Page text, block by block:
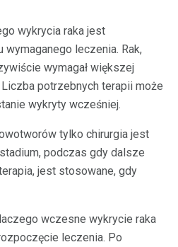
wykrycia raka jest
leczenia. Rak,
wymagał większej
potrzebnych terapii może
wykryty wcześniej.
tylko chirurgia jest
podczas gdy dalsze
jest stosowane, gdy
wczesne wykrycie raka
leczenia. Po